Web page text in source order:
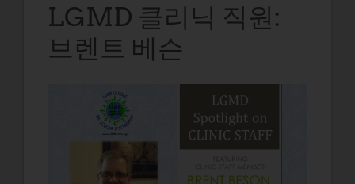
LGMD 클리닉 직원:
브렌트 베슨